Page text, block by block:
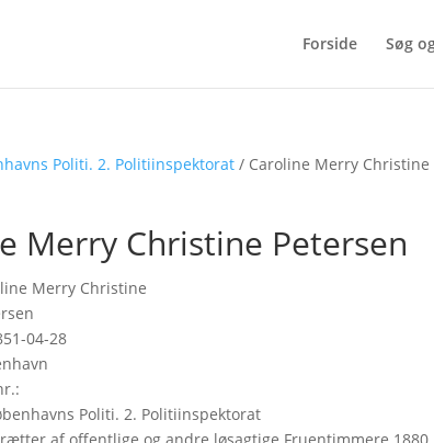
Forside Søg
Politi. 2. Politiinspektorat / Caroline Merry Christine
Merry Christine Petersen
Merry Christine
04-28
Politi. 2. Politiinspektorat